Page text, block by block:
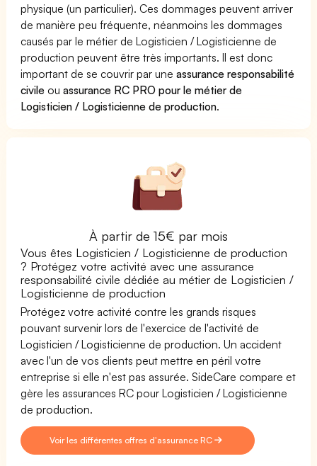
physique (un particulier). Ces dommages peuvent arriver
de manière peu fréquente, néanmoins les dommages
causés par le métier de Logisticien / Logisticienne de
production peuvent être très importants. Il est donc
important de se couvrir par uneassurance responsabilité
civile ouassurance RC PRO pour le métier de
Logisticien / Logisticienne de production.
À partir de 15€ par mois
Vous êtes Logisticien / Logisticienne de production
? Protégez votre activité avec une assurance
responsabilité civile dédiée au métier de Logisticien /
Logisticienne de production
Protégez votre activité contre les grands risques
pouvant survenir lors de l'exercice de l'activité de
Logisticien / Logisticienne de production. Un accident
avec l'un de vos clients peut mettre en péril votre
entreprise si elle n'est pas assurée. SideCare compare et
gère les assurances RC pour Logisticien / Logisticienne
de production.
Voir les différentes offres d'assurance RC